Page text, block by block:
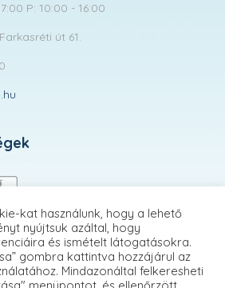
P: 10:00 - 16:00
út 61.
kat használunk, hogy a lehető
nyújtsuk azáltal, hogy
és ismételt látogatásokra.
gombra kattintva hozzájárul az
Mindazonáltal felkeresheti